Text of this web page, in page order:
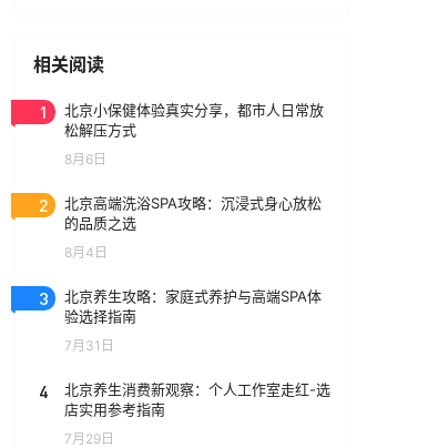
相关阅读
1
北京小保健体验真实分享，都市人日常放
松解压方式
8月6日
2
北京高端洗浴SPA攻略：沉浸式身心放松
的品质之选
8月4日
3
北京养生攻略：家庭式养护与高端SPA体
验选择指南
7月31日
4
北京养生消费新观察：个人工作室走红-选
店实用参考指南
7月29日